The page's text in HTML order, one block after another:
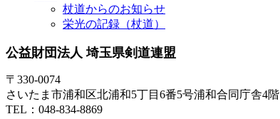
杖道からのお知らせ
栄光の記録（杖道）
公益財団法人 埼玉県剣道連盟
〒330-0074
さいたま市浦和区北浦和5丁目6番5号浦和合同庁舎4階
TEL：048-834-8869